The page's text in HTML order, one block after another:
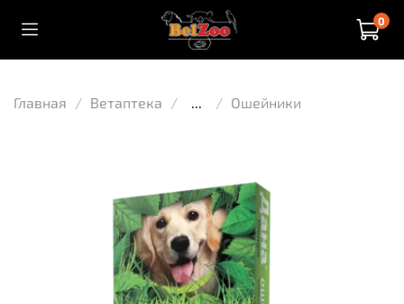
0
Главная Ветаптека ... Ошейники